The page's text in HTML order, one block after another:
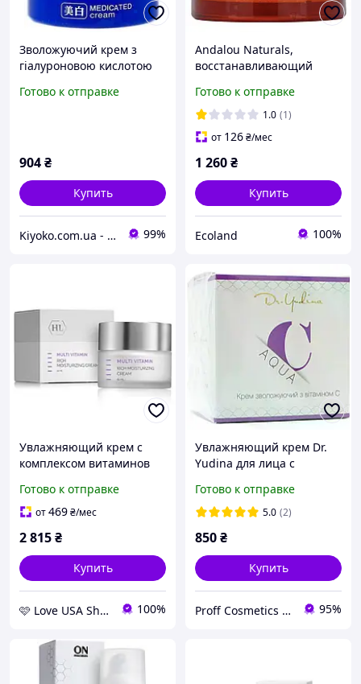
Зволожуючий крем з
гіалуроновою кислотою
Hyalocharge, 60 г,Kose
Готово к отправке
904₴
Купить
Kiyoko.com.ua - магазин товаров из Японии и Южной Кореи. 99%
Andalou Naturals,
восстанавливающий
витамином C,
осветляющий, 50 мл
Готово к отправке
1.0 (1)
от 126₴/мес
1 260₴
Купить
Ecoland 100%
Увлажняющий крем с
комплексом витаминов
Multivitamin Cream 50 мл
Готово к отправке
от469₴/мес
2 815₴
Купить
🩷 Love USA Shop 🩷 100%
Увлажняющий крем Dr.
Yudina для лица с
50 мл
Готово к отправке
5.0 (2)
850₴
Купить
Proff Cosmetics - професійна косметика провідних брендів світу 95%